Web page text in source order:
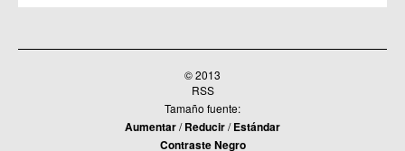
© 2013
RSS
Tamaño fuente:
Aumentar/Reducir/Estándar
Contraste Negro